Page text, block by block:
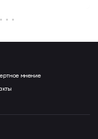
мнение